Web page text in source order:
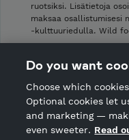
ruotsiksi. Lisätietoja
maksaa osallistumisesi
-kulttuuriedulla. Wild
Shop privacy policy
CANCEL ORDER
Do you want
Choose which
Optional cookies let
and marketing —
even sweeter. Read